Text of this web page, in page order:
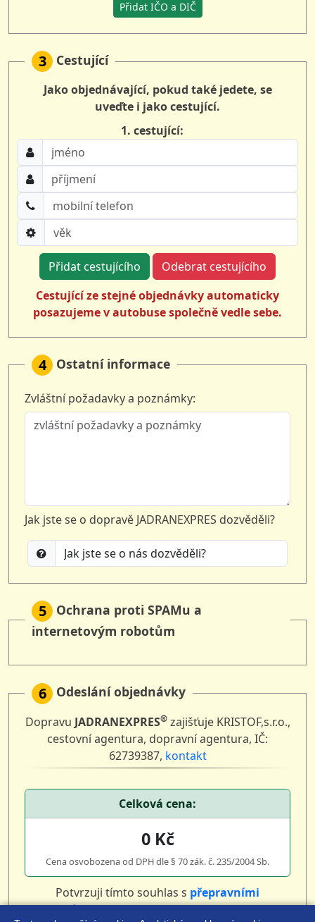
Přidat IČO a DIČ
3 Cestující
Jako objednávající, pokud také jedete, se
uveďte i jako cestující.
1. cestující:
Přidat cestujícího
Odebrat cestujícího
Cestující ze stejné objednávky automaticky
posazujeme v autobuse společně vedle sebe.
4 Ostatní informace
Zvláštní požadavky a poznámky:
Jak jste se o dopravě JADRANEXPRES dozvěděli?
5
internetovým robotům
6 Odeslání objednávky
Dopravu JADRANEXPRES®zajišťuje KRISTOF,s.r.o.,
cestovní agentura, dopravní agentura, IČ:
62739387, kontakt
Celková cena:
0 Kč
Cena osvobozena od DPH dle § 70 zák. č. 235/2004 Sb.
Potvrzuji tímto souhlas s přepravními
podmínkami(zásady ochrany osobních údajů)